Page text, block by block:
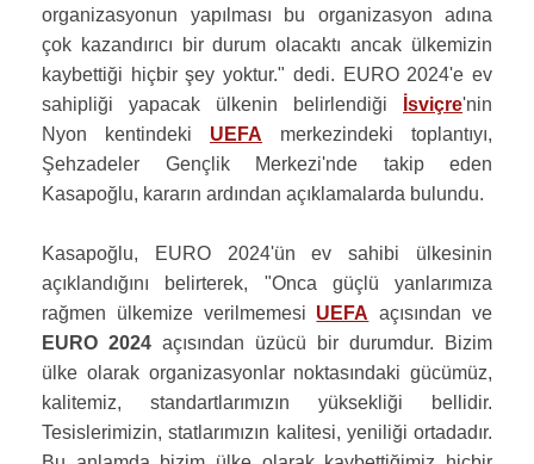
organizasyonun yapılması bu organizasyon adına
çok kazandırıcı bir durum olacaktı ancak ülkemizin
kaybettiği hiçbir şey yoktur." dedi. EURO 2024'e ev
sahipliği yapacak ülkenin belirlendiği
İsviçre'nin
Nyon kentindeki UEFA merkezindeki toplantıyı,
Şehzadeler Gençlik Merkezi'nde takip eden
Kasapoğlu, kararın ardından açıklamalarda bulundu.
Kasapoğlu, EURO 2024'ün ev sahibi ülkesinin
açıklandığını belirterek, "Onca güçlü yanlarımıza
rağmen ülkemize verilmemesi UEFA açısından ve
EURO 2024 açısından üzücü bir durumdur. Bizim
ülke olarak organizasyonlar noktasındaki gücümüz,
kalitemiz, standartlarımızın yüksekliği bellidir.
Tesislerimizin, statlarımızın kalitesi, yeniliği ortadadır.